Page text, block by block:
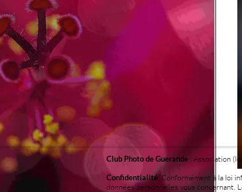
Club Photo de Guerande : Association
Confidentialité: Conformément à la loi
données personnelles vous concernant.